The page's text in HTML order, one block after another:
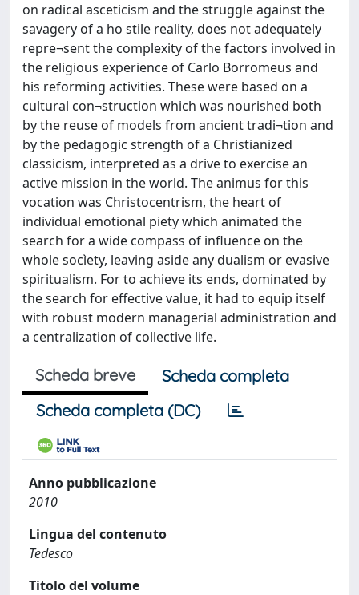
on radical asceticism and the struggle against the
savagery of a ho stile reality, does not adequately
repre¬sent the complexity of the factors involved in
the religious experience of Carlo Borromeus and
his reforming activities. These were based on a
cultural con¬struction which was nourished both
by the reuse of models from ancient tradi¬tion and
by the pedagogic strength of a Christianized
classicism, interpreted as a drive to exercise an
active mission in the world. The animus for this
vocation was Christocentrism, the heart of
individual emotional piety which animated the
search for a wide compass of influence on the
whole socìety, leaving aside any dualism or evasive
spiritualism. For to achieve its ends, dominated by
the search for effective value, it had to equip itself
with robust modern managerial administration and
a centralization of collective life.
Scheda breve
Scheda completa
Scheda completa (DC)
Anno pubblicazione
2010
Lingua del contenuto
Tedesco
Titolo del volume